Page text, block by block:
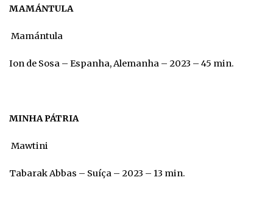
MAMÁNTULA
Mamántula
Ion de Sosa – Espanha, Alemanha – 2023 – 45 min.
MINHA PÁTRIA
Mawtini
Tabarak Abbas – Suíça – 2023 – 13 min.